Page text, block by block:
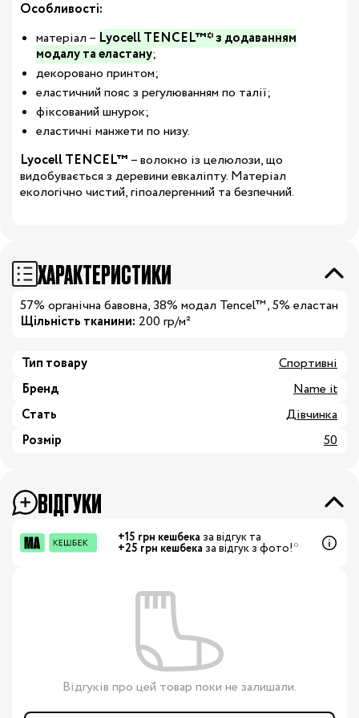
Особливості:
матеріал – Lyocell TENCEL™* з додаванням
модалу та еластану;
декоровано принтом;
еластичний пояс з регулюванням по талії;
фіксований шнурок;
еластичні манжети по низу.
Lyocell TENCEL™ – волокно із целюлози, що
видобувається з деревини евкаліпту. Матеріал
екологічно чистий, гіпоалергенний та безпечний.
ХАРАКТЕРИСТИКИ
57% органічна бавовна, 38% модал Tencel™, 5% еластан
Щільність тканини: 200 гр/м²
Тип товару
Спортивні
Бренд
Name it
Стать
Дівчинка
Розмір
50
ВІДГУКИ
+15 грн кешбека за відгук та
+25 грн кешбека за відгук з фото!*
Відгуків про цей товар поки не залишали.